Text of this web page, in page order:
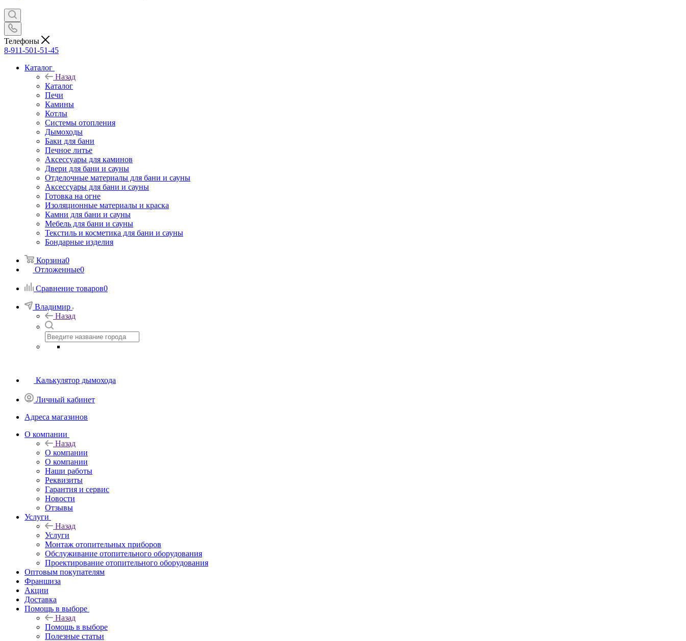
Телефоны
8-911-501-51-45
Каталог
Назад
Каталог
Печи
Камины
Котлы
Системы отопления
Дымоходы
Баки для бани
Печное литье
Аксессуары для каминов
Двери для бани и сауны
Отделочные материалы для бани и сауны
Аксессуары для бани и сауны
Готовка на огне
Изоляционные материалы и краска
Камни для бани и сауны
Мебель для бани и сауны
Текстиль и косметика для бани и сауны
Бондарные изделия
Корзина0
Отложенные0
Сравнение товаров0
Владимир
Назад
Калькулятор дымохода
Личный кабинет
Адреса магазинов
O компании
Назад
O компании
О компании
Наши работы
Реквизиты
Гарантия и сервис
Новости
Отзывы
Услуги
Назад
Услуги
Монтаж отопительных приборов
Обслуживание отопительного оборудования
Проектирование отопительного оборудования
Оптовым покупателям
Франшиза
Акции
Доставка
Помощь в выборе
Назад
Помощь в выборе
Полезные статьи